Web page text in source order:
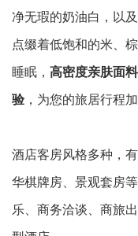
净无瑕的奶油白，以
点缀着低饱和的米、
睡眠， 高密度亲肤面
验 ，为您的旅居行程
酒店客房风格多种，
华棋牌房、景观套房
乐、商务洽谈、商旅